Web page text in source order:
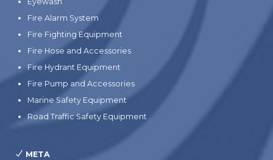
Fire Alarm System
Fire Fighting Equipment
Fire Hose and Accessories
Fire Hydrant Equipment
Fire Pump and Accessories
Marine Safety Equipment
Road Traffic Safety Equipment
META